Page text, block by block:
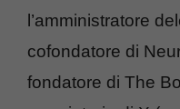
l’amministratore
cofondatore di
fondatore di The